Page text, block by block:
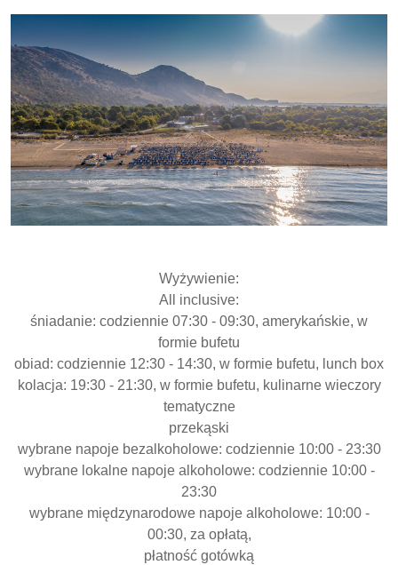
Wyżywienie:
All inclusive:
śniadanie: codziennie 07:30 - 09:30, amerykańskie, w
formie bufetu
obiad: codziennie 12:30 - 14:30, w formie bufetu, lunch box
kolacja: 19:30 - 21:30, w formie bufetu, kulinarne wieczory
tematyczne
przekąski
wybrane napoje bezalkoholowe: codziennie 10:00 - 23:30
wybrane lokalne napoje alkoholowe: codziennie 10:00 -
23:30
wybrane międzynarodowe napoje alkoholowe: 10:00 -
00:30, za opłatą,
płatność gotówką